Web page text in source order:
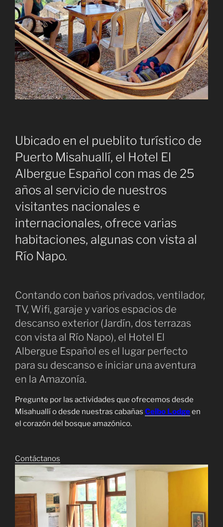
Ubicado en el pueblito turístico de
Puerto Misahuallí, el Hotel El
Albergue Español con mas de 25
años al servicio de nuestros
visitantes nacionales e
internacionales, ofrece varias
habitaciones, algunas con vista al
Río Napo.
Contando con baños privados, ventilador,
TV, Wifi, garaje y varios espacios de
descanso exterior (Jardín, dos terrazas
con vista al Río Napo), el Hotel El
Albergue Español es el lugar perfecto
para su descanso e iniciar una aventura
en la Amazonía.
Pregunte por las actividades que ofrecemos desde
Misahuallí o desde nuestras cabañas Ceibo Lodgeen
el corazón del bosque amazónico.
Contáctanos